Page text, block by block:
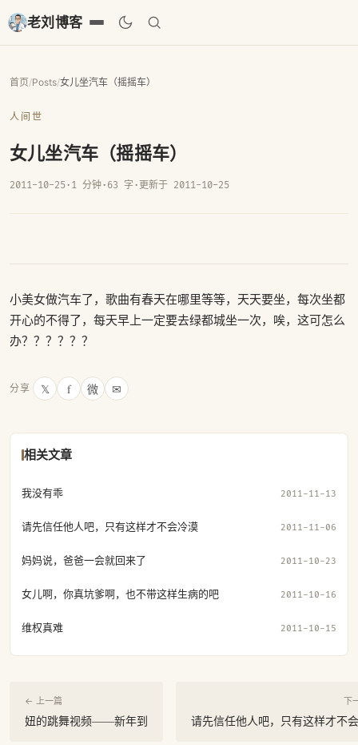
老刘博客
首页/Posts/女儿坐汽车（摇摇车）
人间世
女儿坐汽车（摇摇车）
2011-10-25· 1 分钟· 63 字 · 更新于 2011-10-25
小美女做汽车了，歌曲有春天在哪里等等，天天要坐，每次坐都
开心的不得了，每天早上一定要去绿都城坐一次，唉，这可怎么
办？？？？？？
分享 𝕏 f 微 ✉
相关文章
我没有乖 2011-11-13
请先信任他人吧，只有这样才不会冷漠 2011-11-06
妈妈说，爸爸一会就回来了 2011-10-23
女儿啊，你真坑爹啊，也不带这样生病的吧 2011-10-16
维权真难 2011-10-15
← 上一篇
妞的跳舞视频——新年到
下
请先信任他人吧，只有这样才不